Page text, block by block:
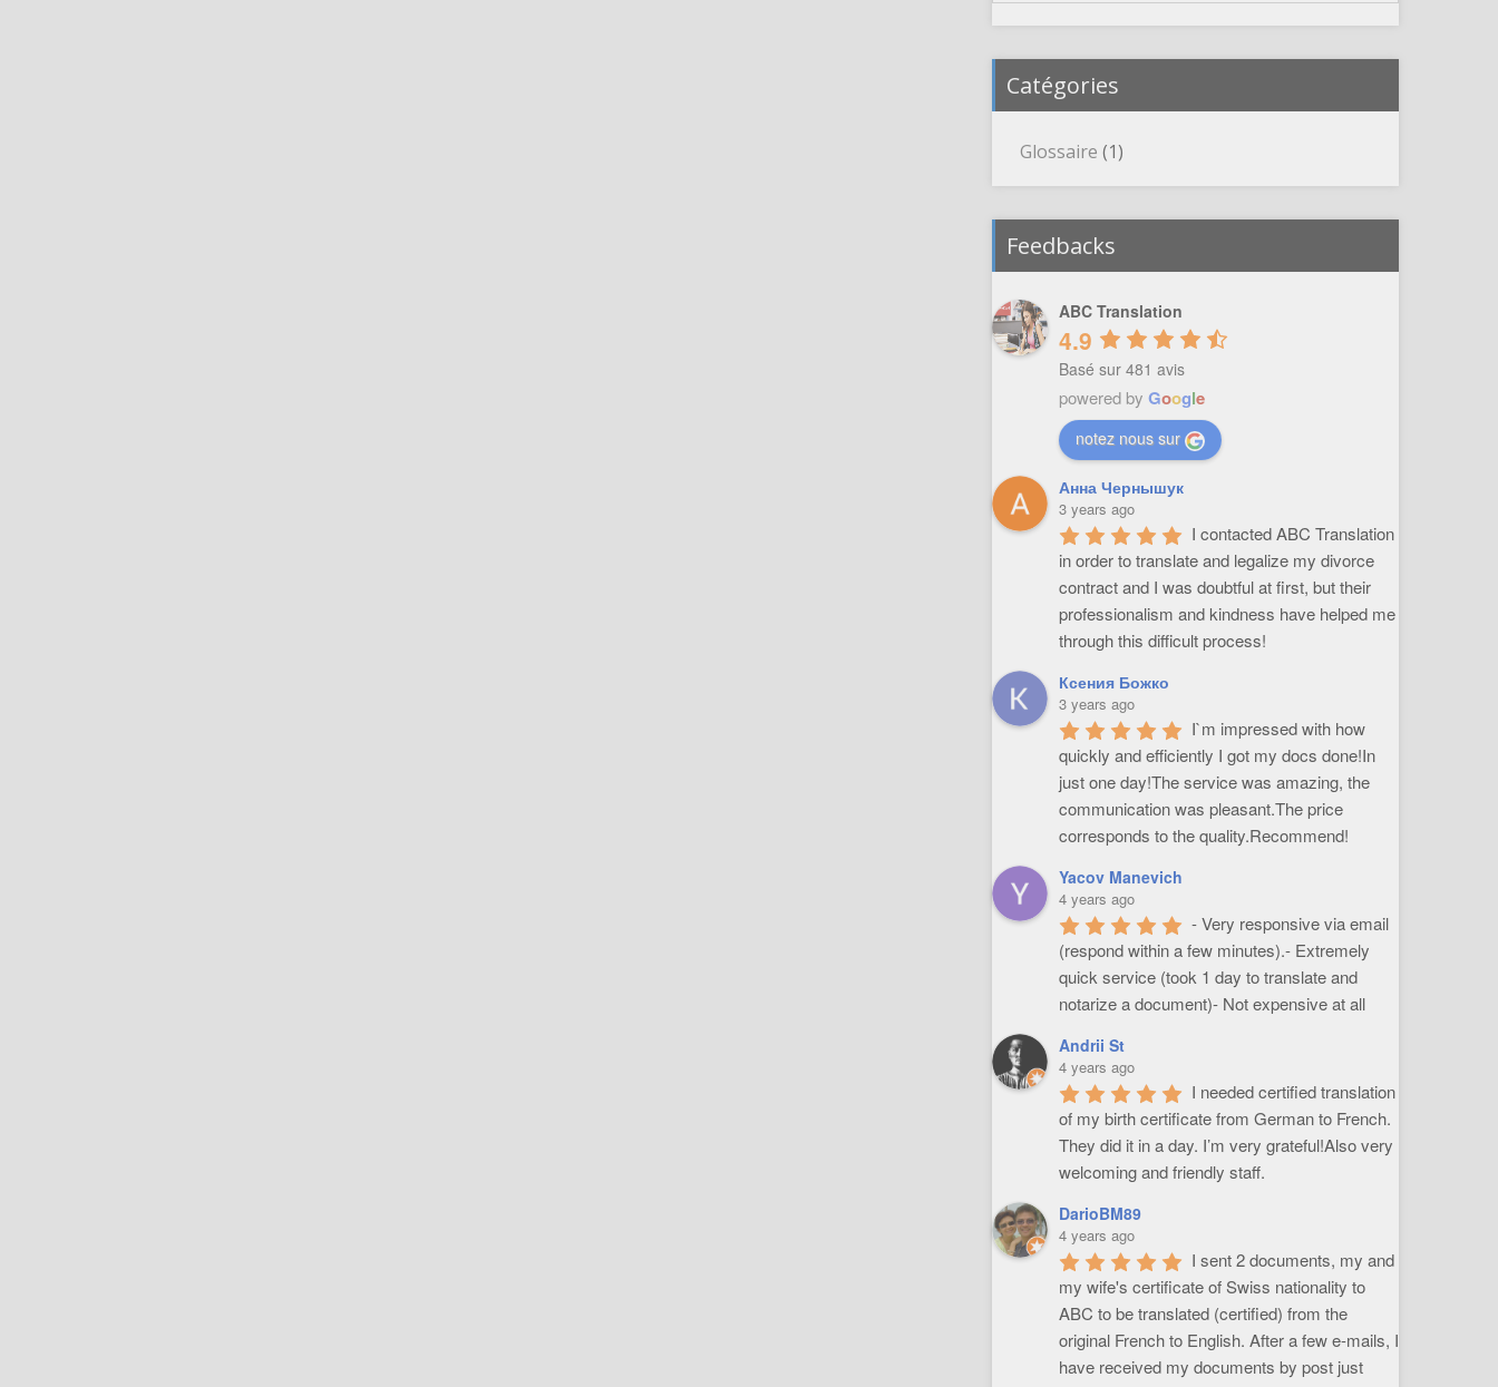
Catégories
Glossaire (1)
Feedbacks
ABC Translation
4.9
Basé sur 481 avis
powered by Google
notez nous sur
Анна Чернышук
3 years ago
I contacted ABC Translation
in order to translate and legalize my divorce
contract and I was doubtful at first, but their
professionalism and kindness have helped me
through this difficult process!
Ксения Божко
3 years ago
I`m impressed with how
quickly and efficiently I got my docs done!In
just one day!The service was amazing, the
communication was pleasant.The price
corresponds to the quality.Recommend!
Yacov Manevich
4 years ago
- Very responsive via email
(respond within a few minutes).- Extremely
quick service (took 1 day to translate and
notarize a document)- Not expensive at all
Andrii St
4 years ago
I needed certified translation
of my birth certificate from German to French.
They did it in a day. I’m very grateful!Also very
welcoming and friendly staff.
DarioBM89
4 years ago
I sent 2 documents, my and
my wife's certificate of Swiss nationality to
ABC to be translated (certified) from the
original French to English. After a few e-mails, I
have received my documents by post just